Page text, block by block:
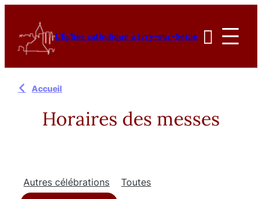
contenu
L’Église catholique à Ivry-sur-Seine 
Accueil
Horaires des messes
Autres célébrations Toutes